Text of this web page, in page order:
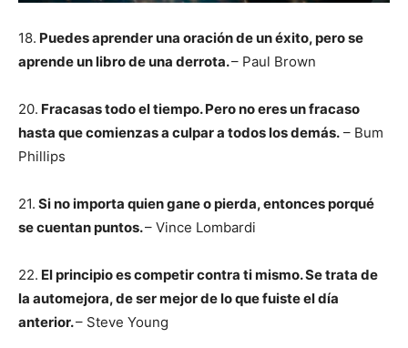
18. Puedes aprender una oración de un éxito, pero se
aprende un libro de una derrota.– Paul Brown
20. Fracasas todo el tiempo. Pero no eres un fracaso
hasta que comienzas a culpar a todos los demás. – Bum
Phillips
21. Si no importa quien gane o pierda, entonces porqué
se cuentan puntos.– Vince Lombardi
22. El principio es competir contra ti mismo. Se trata de
la automejora, de ser mejor de lo que fuiste el día
anterior.– Steve Young